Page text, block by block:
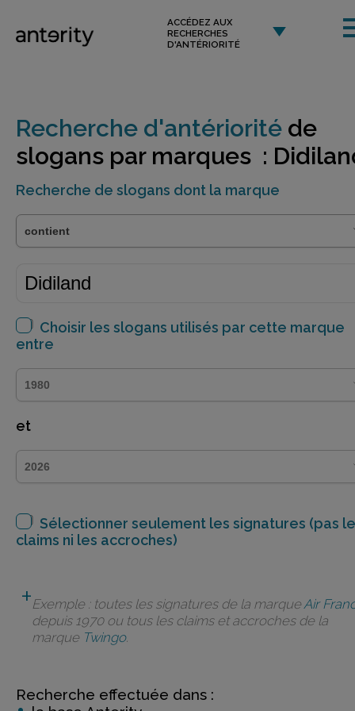
ACCÉDEZ AUX
RECHERCHES
D'ANTÉRIORITÉ
Recherche d'antériorité de
slogans par marques :
Recherche de slogans dont la marque
Choisir les slogans utilisés par cette marque
entre
et
Sélectionner seulement les signatures (pas
claims ni les accroches)
Exemple : toutes les signatures de la marqueAir
depuis 1970 ou tous les claims et accroches de la
marque Twingo.
Recherche effectuée dans :